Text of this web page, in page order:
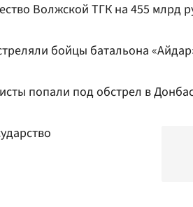
Волжской ТГК на 455 млрд
бойцы батальона
попали под обстрел в